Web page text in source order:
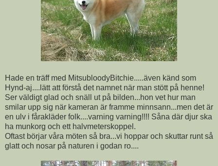
Hade en träff med MitsubloodyBitchie.....även känd som
Hynd-aj....lätt att förstå det namnet när man stött på henne!
Ser väldigt glad och snäll ut på bilden...hon vet hur man
smilar upp sig när kameran är framme minnsann...men det är
en ulv i fårakläder folk....varning varning!!!! Såna där djur ska
ha munkorg och ett halvmeterskoppel.
Oftast börjar våra möten så bra...vi hoppar och skuttar runt så
glatt och nosar på naturen i godan ro....